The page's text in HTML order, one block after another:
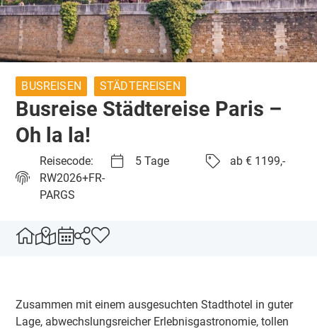
BUSREISEN STÄDTEREISEN
Busreise Städtereise Paris –
Oh la la!
Reisecode:
RW2026+FR-
PARGS
5 Tage ab € 1199,-
Zusammen mit einem ausgesuchten Stadthotel in guter
Lage, abwechslungsreicher Erlebnisgastronomie, tollen